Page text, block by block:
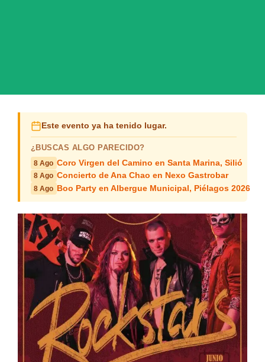
Este evento ya ha tenido lugar.
¿BUSCAS ALGO PARECIDO?
8 Ago Coro Virgen del Camino en Santa Marina, Silió
8 Ago Concierto de Ana Chao en Nexo Gastrobar
8 Ago Boo Party en Albergue Municipal, Piélagos 2026